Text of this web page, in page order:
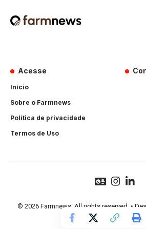
Acesse
Início
Sobre o Farmnews
Política de privacidade
Termos de Uso
© 2026 Farmnews. All rights reserved. •
Hands Perform.